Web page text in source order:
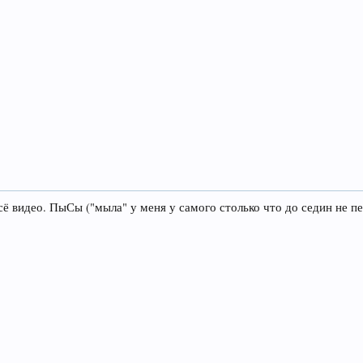
видео. ПыСы ("мыла" у меня у самого столько что до седин не